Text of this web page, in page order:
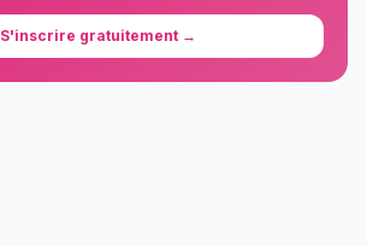
S'inscrire gratuitement →